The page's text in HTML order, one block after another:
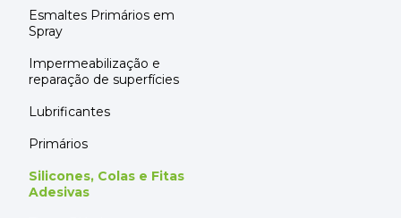
KK 81 - Bege Escuro
KK 83 - Chocolate
Aluminio
Telha
Esmaltes Primários em
Spray
Impermeabilização e
reparação de superfícies
Lubrificantes
Primários
Silicones, Colas e Fitas
Adesivas